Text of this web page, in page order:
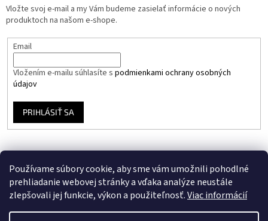
Používame súbory cookie, aby sme vám umožnili pohodlné
prehliadanie webovej stránky a vďaka analýze neustále
zlepšovali jej funkcie, výkon a použiteľnosť.Viac informácií
Vložte svoj e-mail a my Vám budeme zasielať informácie o nových
produktoch na našom e-shope.
Email
Vložením e-mailu súhlasíte s podmienkami ochrany osobných
údajov
PRIHLÁSIŤ SA